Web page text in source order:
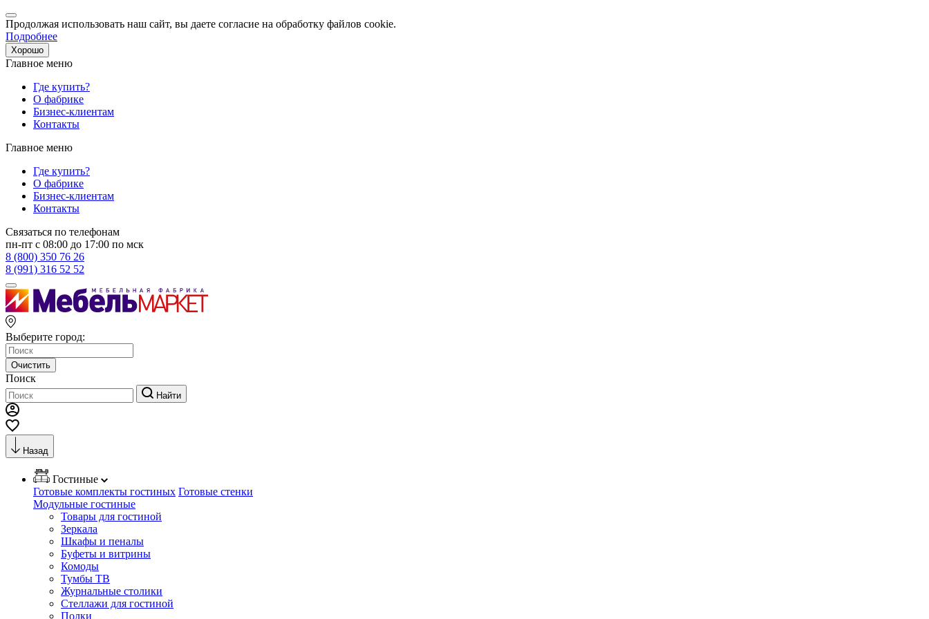
Продолжая использовать наш сайт, вы даете согласие на обработку файлов cookie.
Подробнее
Хорошо
Главное меню
Где купить?
О фабрике
Бизнес-клиентам
Контакты
Главное меню
Где купить?
О фабрике
Бизнес-клиентам
Контакты
Связаться по телефонам
пн-пт с 08:00 до 17:00 по мск
8 (800) 350 76 26
8 (991) 316 52 52
Выберите город:
Очистить
Поиск
Найти
Назад
Гостиные
Готовые комплекты гостиных Готовые стенки
Модульные гостиные
Товары для гостиной
Зеркала
Шкафы и пеналы
Буфеты и витрины
Комоды
Тумбы ТВ
Журнальные столики
Стеллажи для гостиной
Полки